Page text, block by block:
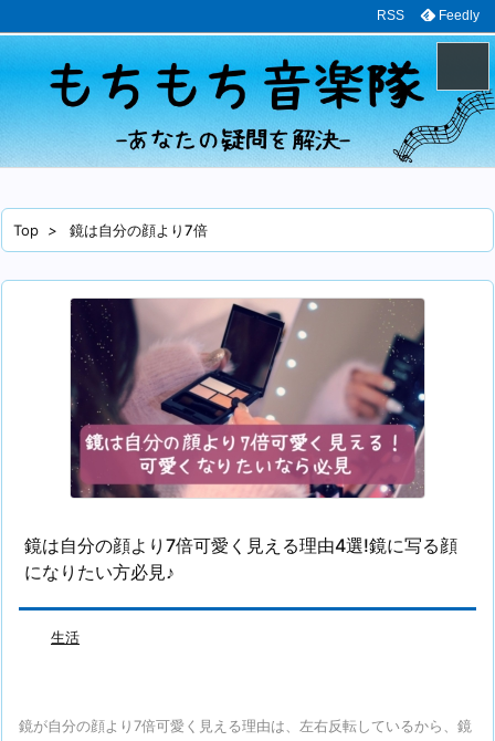
メニュ
RSS Feedly
Top > 鏡は自分の顔より7倍
鏡は自分の顔より7倍可愛く見える理由4選!鏡に写る顔
になりたい方必見♪
生活
鏡が自分の顔より7倍可愛く見える理由は、左右反転しているから、鏡